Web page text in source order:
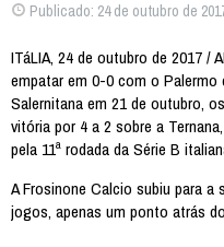
Publicado: 24 de outubro de
ITáLIA, 24 de outubro de 2017 /
empatar em 0-0 com o
Salernitana em 21 de outubro,
vitória por 4 a 2 sobre a
pela 11ª rodada da Série B
A Frosinone Calcio subiu para
jogos, apenas um ponto atrás